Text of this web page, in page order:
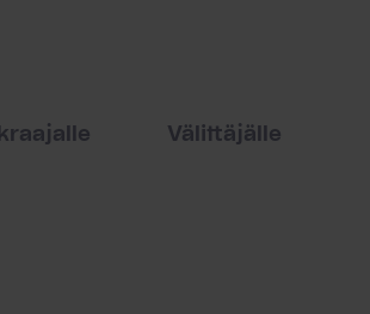
Välittäjälle